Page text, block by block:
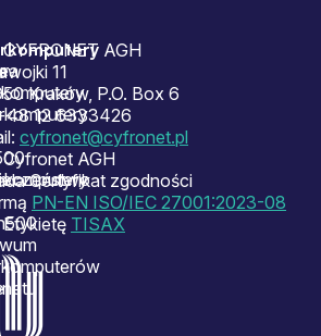
AGH
11
Kraków, P.O. Box 6
12 6333426
cyfronet@cyfronet.pl
Cyfronet AGH
Certyfikat zgodności
PN-EN ISO/IEC 27001:2023-08
TISAX